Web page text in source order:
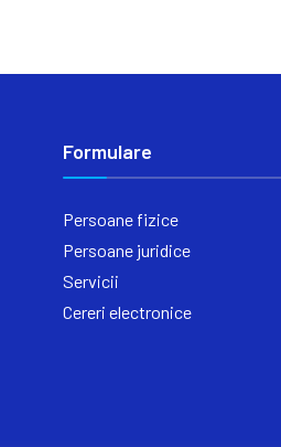
Formulare
Persoane fizice
Persoane juridice
Servicii
Cereri electronice